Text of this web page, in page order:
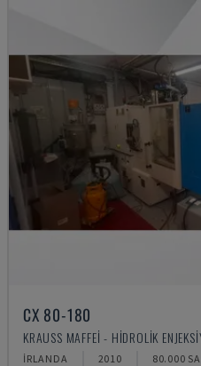
CX 80-180
KRAUSS MAFFEI - HIDROLIK
İRLANDA 2010 80.000